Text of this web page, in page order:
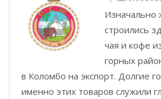
Изначально
строились
чая и кофе
горных
в Коломбо на экспорт. Долгие
именно этих товаров служили